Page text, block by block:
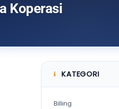
Koperasi
KATEGORI
Billing